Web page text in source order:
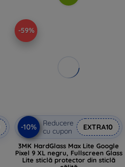
-59%
-10%
Reducere
cu cupon
EXTRA10
3MK HardGlass Max Lite Google
Pixel 9 XL negru, Fullscreen Glass
Lite sticlă protector din sticlă